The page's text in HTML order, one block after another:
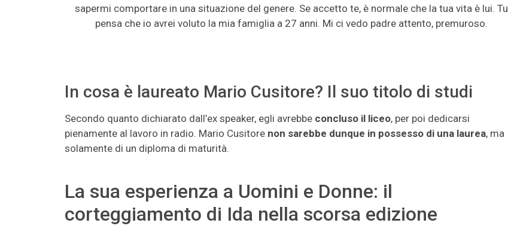
sapermi comportare in una situazione del genere. Se accetto te, è normale che la tua vita è lui. Tu
pensa che io avrei voluto la mia famiglia a 27 anni. Mi ci vedo padre attento, premuroso.
In cosa è laureato Mario Cusitore? Il suo titolo di studi
Secondo quanto dichiarato dall’ex speaker, egli avrebbe concluso il liceo, per poi dedicarsi
pienamente al lavoro in radio. Mario Cusitore non sarebbe dunque in possesso di una laurea, ma
solamente di un diploma di maturità.
La sua esperienza a Uomini e Donne: il
corteggiamento di Ida nella scorsa edizione